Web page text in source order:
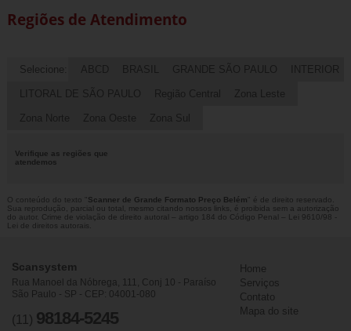
Regiões de Atendimento
Selecione: ABCD BRASIL GRANDE SÃO PAULO INTERIOR
LITORAL DE SÃO PAULO Região Central Zona Leste
Zona Norte Zona Oeste Zona Sul
Verifique as regiões que
atendemos
O conteúdo do texto " Scanner de Grande Formato Preço Belém " é de direito reservado.
Sua reprodução, parcial ou total, mesmo citando nossos links, é proibida sem a autorização
do autor. Crime de violação de direito autoral – artigo 184 do Código Penal –
Lei 9610/98 -
Lei de direitos autorais
Scansystem
Rua Manoel da Nóbrega, 111, Conj 10 - Paraíso
São Paulo - SP - CEP: 04001-080
(11) 98184-5245
Home
Serviços
Contato
Mapa do site